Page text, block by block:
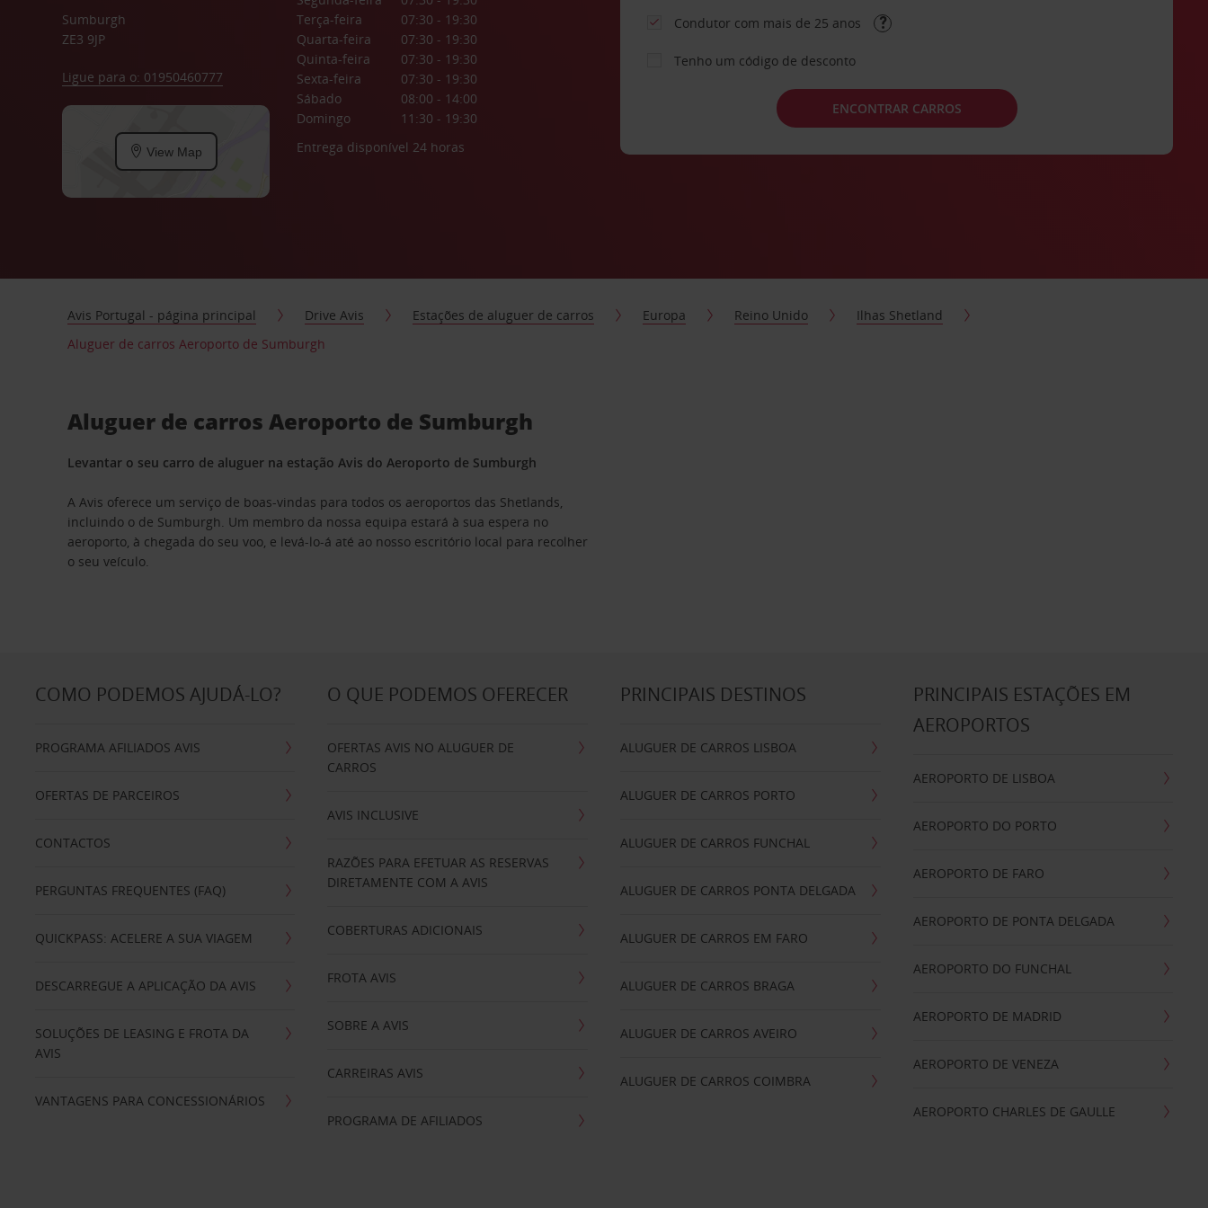
Sumburgh
ZE3 9JP
Ligue para o: 01950460777
View Map
Terça-feira
07:30 - 19:30
Quarta-feira
07:30 - 19:30
Quinta-feira
07:30 - 19:30
Sexta-feira
07:30 - 19:30
Sábado
08:00 - 14:00
Domingo
11:30 - 19:30
Entrega disponível 24 horas
Condutor com mais de 25 anos
Tenho um código de desconto
ENCONTRAR CARROS
Avis Portugal - página principal Drive Avis Estações de aluguer de carros Europa Reino Unido
Ilhas Shetland
Aluguer de carros Aeroporto de Sumburgh
Aluguer de carros Aeroporto de Sumburgh
Levantar o seu carro de aluguer na estação Avis do Aeroporto de Sumburgh
A Avis oferece um serviço de boas-vindas para todos os aeroportos das Shetlands,
incluindo o de Sumburgh. Um membro da nossa equipa estará à sua espera no
aeroporto, à chegada do seu voo, e levá-lo-á até ao nosso escritório local para recolher
o seu veículo.
COMO PODEMOS AJUDÁ-LO?
PROGRAMA AFILIADOS AVIS
OFERTAS DE PARCEIROS
CONTACTOS
PERGUNTAS FREQUENTES (FAQ)
QUICKPASS: ACELERE A SUA VIAGEM
DESCARREGUE A APLICAÇÃO DA AVIS
SOLUÇÕES DE LEASING E FROTA DA
AVIS
VANTAGENS PARA CONCESSIONÁRIOS
O QUE PODEMOS OFERECER
OFERTAS AVIS NO ALUGUER DE
CARROS
AVIS INCLUSIVE
RAZÕES PARA EFETUAR AS RESERVAS
DIRETAMENTE COM A AVIS
COBERTURAS ADICIONAIS
FROTA AVIS
SOBRE A AVIS
CARREIRAS AVIS
PROGRAMA DE AFILIADOS
PRINCIPAIS DESTINOS
ALUGUER DE CARROS LISBOA
ALUGUER DE CARROS PORTO
ALUGUER DE CARROS FUNCHAL
ALUGUER DE CARROS PONTA DELGADA
ALUGUER DE CARROS EM FARO
ALUGUER DE CARROS BRAGA
ALUGUER DE CARROS AVEIRO
ALUGUER DE CARROS COIMBRA
PRINCIPAIS ESTAÇÕES EM
AEROPORTOS
AEROPORTO DE LISBOA
AEROPORTO DO PORTO
AEROPORTO DE FARO
AEROPORTO DE PONTA DELGADA
AEROPORTO DO FUNCHAL
AEROPORTO DE MADRID
AEROPORTO DE VENEZA
AEROPORTO CHARLES DE GAULLE